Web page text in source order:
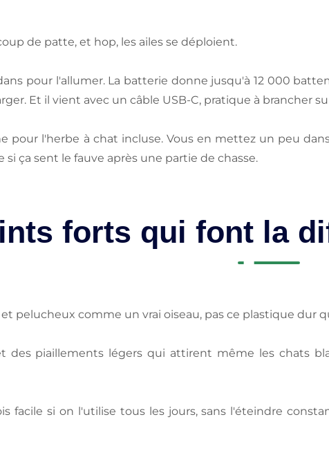
de patte, et hop, les ailes se déploient.
pour l'allumer. La batterie donne jusqu'à 12 000
Et il vient avec un câble USB-C, pratique à brancher
pour l'herbe à chat incluse. Vous en mettez un peu
ça sent le fauve après une partie de chasse.
forts qui font la
pelucheux comme un vrai oiseau, pas ce plastique dur
des piaillements légers qui attirent même les chats
facile si on l'utilise tous les jours, sans l'éteindre